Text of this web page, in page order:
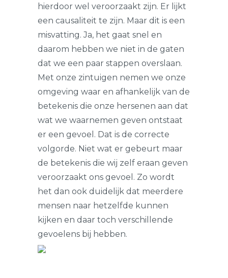
hierdoor wel veroorzaakt zijn. Er lijkt
een causaliteit te zijn. Maar dit is een
misvatting. Ja, het gaat snel en
daarom hebben we niet in de gaten
dat we een paar stappen overslaan.
Met onze zintuigen nemen we onze
omgeving waar en afhankelijk van de
betekenis die onze hersenen aan dat
wat we waarnemen geven ontstaat
er een gevoel. Dat is de correcte
volgorde. Niet wat er gebeurt maar
de betekenis die wij zelf eraan geven
veroorzaakt ons gevoel. Zo wordt
het dan ook duidelijk dat meerdere
mensen naar hetzelfde kunnen
kijken en daar toch verschillende
gevoelens bij hebben.